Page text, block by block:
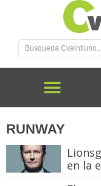
RUNWAY
en la